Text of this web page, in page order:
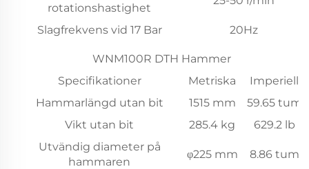
rotationshastighet
Slagfrekvens vid 17 Bar 20Hz
WNM100R DTH Hammer
Specifikationer
Metriska
Imperiell
Hammarlängd utan bit
1515 mm
59.65 tum
Vikt utan bit
285.4 kg
629.2 lb
Utvändig diameter på
hammaren
φ225 mm 8.86 tum